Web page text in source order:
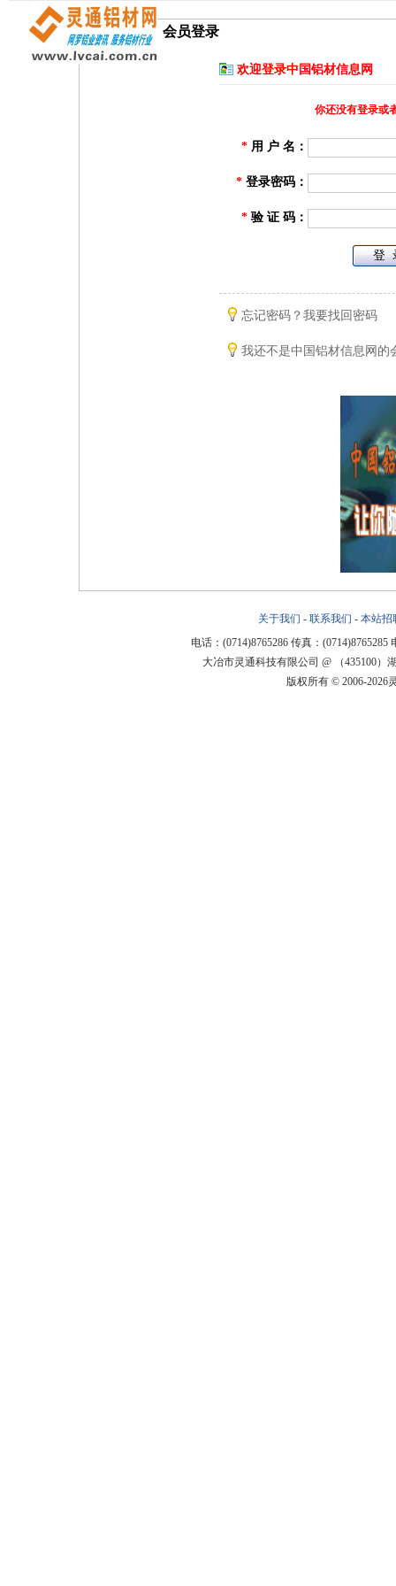
会员登录
欢迎登录中国铝材信息网
你还没有登录或
* 用 户 名：
* 登录密码：
* 验 证 码：
忘记密码？我要找回密码
我还不是中国铝材信息网的
关于我们 - 联系我们 - 本站招
电话：(0714)8765286 传真：(0714)8765285
大冶市灵通科技有限公司 @ （435100
版权所有 © 2006-2026